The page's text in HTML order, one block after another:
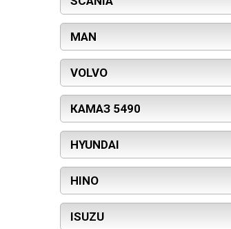
MAN
VOLVO
КАМАЗ 5490
HYUNDAI
HINO
ISUZU